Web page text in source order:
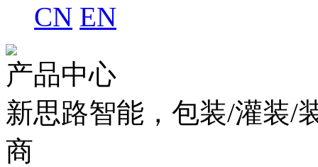
CN EN
产品中心
新思路智能，包装/灌装/
商